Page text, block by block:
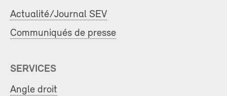
Actualité/Journal SEV
Communiqués de presse
SERVICES
Angle droit